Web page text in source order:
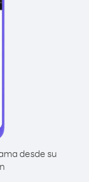
desde su